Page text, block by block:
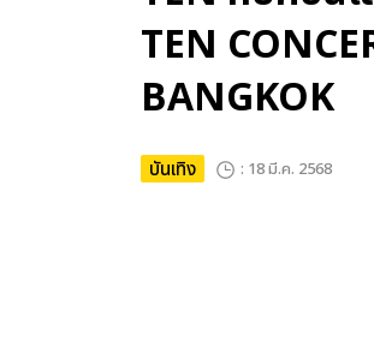
TEN
BANGKOK
บันเทิง : 18 มี.ค. 2568